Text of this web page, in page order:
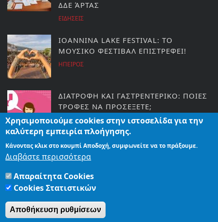
ΔΔΕ ΆΡΤΑΣ
ΕΙΔΗΣΕΙΣ
ΙΟANNINA LAKE FESTIVAL: ΤΟ
ΜΟΥΣΙΚΟ ΦΕΣΤΙΒΑΛ ΕΠΙΣΤΡΕΦΕΙ!
ΗΠΕΙΡΟΣ
ΔΙΑΤΡΟΦΗ ΚΑΙ ΓΑΣΤΡΕΝΤΕΡΙΚΟ: ΠΟΙΕΣ
ΤΡΟΦΕΣ ΝΑ ΠΡΟΣΕΞΕΤΕ;
ΥΓΕΙΑ ΚΑΙ ΕΥΕΞΙΑ
ΑΡΤΑ: ΤΟ ΕΘΙΜΟ ΤΗΣ ΜΕΓΑΛΗΣ
ΦΩΤΙΑΣ ΣΤΗΝ ΑΓΙΑ ΘΕΟΔΩΡΑ
ΕΙΔΗΣΕΙΣ
Χρησιμοποιούμε cookies στην ιστοσελίδα για την
καλύτερη εμπειρία πλοήγησης.
Κάνοντας κλικ στο κουμπί Αποδοχή, συμφωνείτε να το πράξουμε.
Διαβάστε περισσότερα
Απαραίτητα Cookies
Cookies Στατιστικών
Αποθήκευση ρυθμίσεων